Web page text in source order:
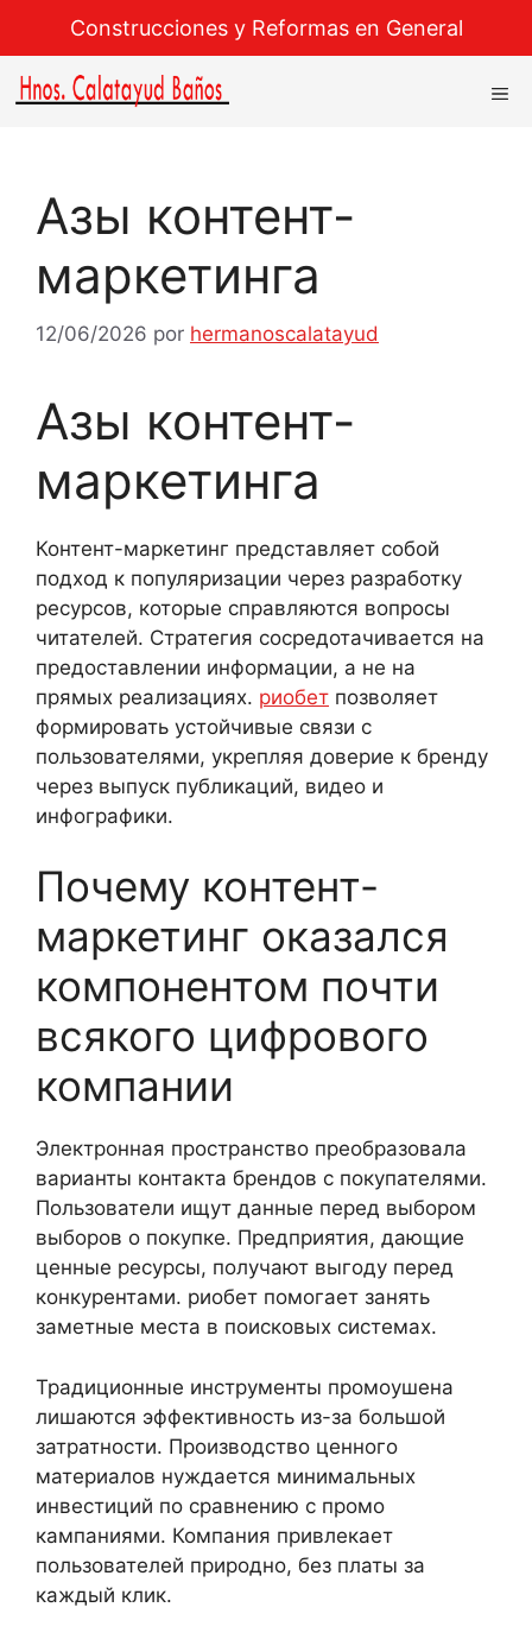
contenido
Construcciones y Reformas en General
Азы контент-
маркетинга
12/06/2026 por hermanoscalatayud
Азы контент-
маркетинга
Контент-маркетинг представляет собой
подход к популяризации через разработку
ресурсов, которые справляются вопросы
читателей. Стратегия сосредотачивается на
предоставлении информации, а не на
прямых реализациях. риобет позволяет
формировать устойчивые связи с
пользователями, укрепляя доверие к бренду
через выпуск публикаций, видео и
инфографики.
Почему контент-
маркетинг оказался
компонентом почти
всякого цифрового
компании
Электронная пространство преобразовала
варианты контакта брендов с покупателями.
Пользователи ищут данные перед выбором
выборов о покупке. Предприятия, дающие
ценные ресурсы, получают выгоду перед
конкурентами. риобет помогает занять
заметные места в поисковых системах.
Традиционные инструменты промоушена
лишаются эффективность из-за большой
затратности. Производство ценного
материалов нуждается минимальных
инвестиций по сравнению с промо
кампаниями. Компания привлекает
пользователей природно, без платы за
каждый клик.